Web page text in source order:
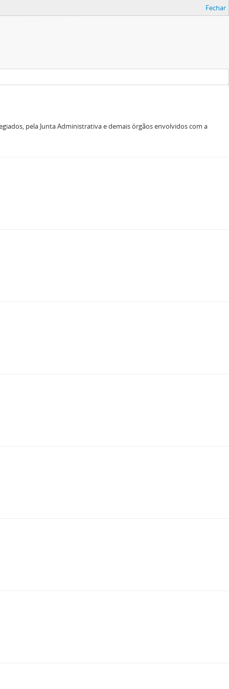
Fechar
pela Junta Administrativa e demais órgãos envolvidos com a